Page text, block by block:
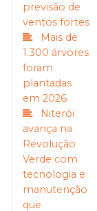
previsão de
ventos fortes
Mais de
1.300 árvores
foram
plantadas
em 2026
Niterói
avança na
Revolução
Verde com
tecnologia e
manutenção
que